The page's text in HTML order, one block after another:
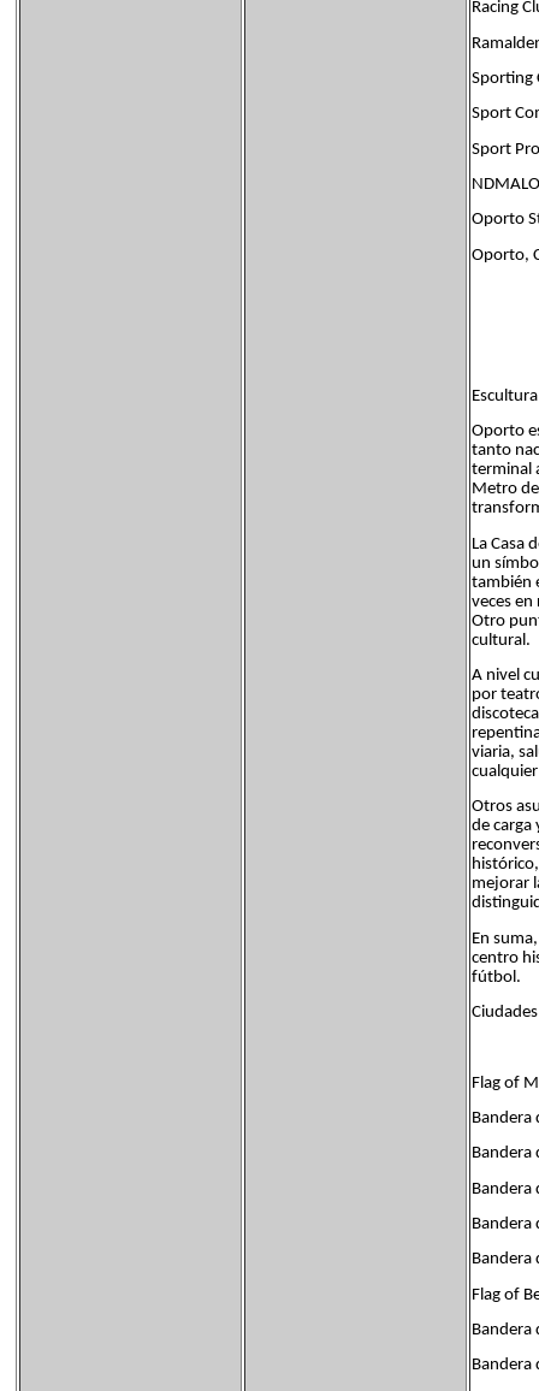
Racing
Sporting
Sport
Sport
Oporto
Oporto,
Oporto
tanto
terminal
Metro
La Casa
un
también
veces
Otro
cultural.
A nivel
por
viaria,
Otros
de carga
mejorar
En
centro
fútbol.
Flag of
Bandera
Bandera
Bandera
Bandera
Bandera
Flag of
Bandera
Bandera